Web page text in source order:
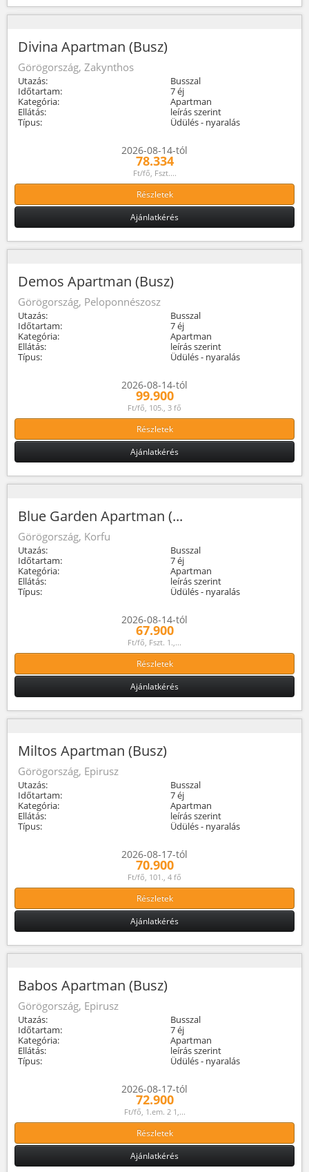
Divina Apartman (Busz)
Görögország, Zakynthos
Utazás:
Busszal
Időtartam:
7 éj
Kategória:
Apartman
Ellátás:
leírás szerint
Típus:
Üdülés - nyaralás
2026-08-14-tól
78.334
Ft/fő, Fszt....
Részletek
Ajánlatkérés
Demos Apartman (Busz)
Görögország, Peloponnészosz
Utazás:
Busszal
Időtartam:
7 éj
Kategória:
Apartman
Ellátás:
leírás szerint
Típus:
Üdülés - nyaralás
2026-08-14-tól
99.900
Ft/fő, 105., 3 fő
Részletek
Ajánlatkérés
Blue Garden Apartman (...
Görögország, Korfu
Utazás:
Busszal
Időtartam:
7 éj
Kategória:
Apartman
Ellátás:
leírás szerint
Típus:
Üdülés - nyaralás
2026-08-14-tól
67.900
Ft/fő, Fszt. 1.,...
Részletek
Ajánlatkérés
Miltos Apartman (Busz)
Görögország, Epirusz
Utazás:
Busszal
Időtartam:
7 éj
Kategória:
Apartman
Ellátás:
leírás szerint
Típus:
Üdülés - nyaralás
2026-08-17-tól
70.900
Ft/fő, 101., 4 fő
Részletek
Ajánlatkérés
Babos Apartman (Busz)
Görögország, Epirusz
Utazás:
Busszal
Időtartam:
7 éj
Kategória:
Apartman
Ellátás:
leírás szerint
Típus:
Üdülés - nyaralás
2026-08-17-tól
72.900
Ft/fő, 1.em. 2 1,...
Részletek
Ajánlatkérés